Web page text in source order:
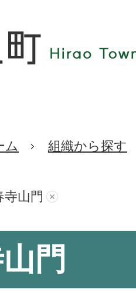
ム 組織から探す
寺山門
門